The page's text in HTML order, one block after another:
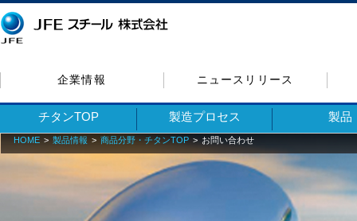
企業情報 ニュースリリース
チタンTOP 製造プロセス 製品
HOME 製品情報 商品分野・チタンTOP お問い合わせ